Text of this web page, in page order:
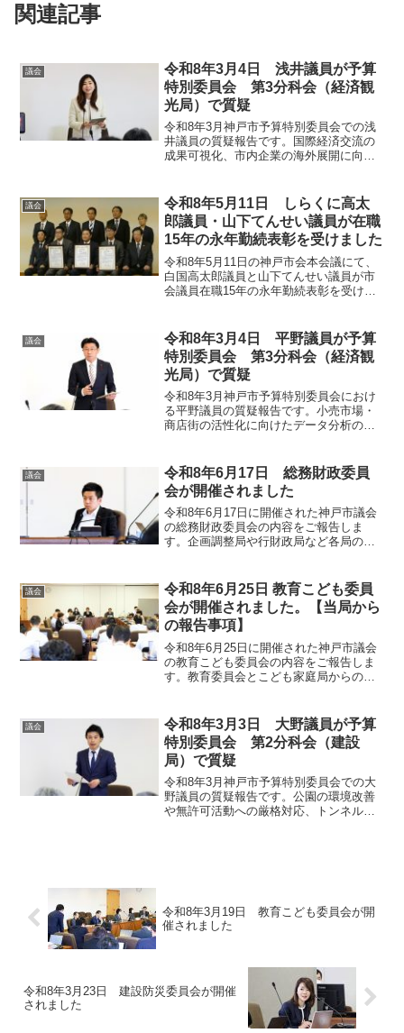
関連記事
議会
令和8年3月4日 浅井議員が予算
特別委員会 第3分科会（経済観
光局）で質疑
令和8年3月神戸市予算特別委員会での浅
井議員の質疑報告です。国際経済交流の
成果可視化、市内企業の海外展開に向け
インバウンド観光など、「稼ぐ神戸」実
現に向けた議論をまとめました。
議会
令和8年5月11日 しらくに高太
郎議員・山下てんせい議員が在職
15年の永年勤続表彰を受けました
令和8年5月11日の神戸市会本会議にて、
白国高太郎議員と山下てんせい議員が市
会議員在職15年の永年勤続表彰を受けま
概要と、両議員の新たな決意、市民の皆
様への感謝をお伝えします。
議会
令和8年3月4日 平野議員が予算
特別委員会 第3分科会（経済観
光局）で質疑
令和8年3月神戸市予算特別委員会におけ
る平野議員の質疑報告です。小売市場・
商店街の活性化に向けたデータ分析の共
場の利用拡大など、地域経済の核を守る
ための議論をまとめました。
議会
令和8年6月17日 総務財政委員
会が開催されました
令和8年6月17日に開催された神戸市議会
の総務財政委員会の内容をご報告しま
す。企画調整局や行財政局など各局の令
審査での非核三原則等に関する質疑（意
見表明）の様子をまとめています。
議会
令和8年6月25日 教育こども委員
会が開催されました。【当局から
の報告事項】
令和8年6月25日に開催された神戸市議会
の教育こども委員会の内容をご報告しま
す。教育委員会とこども家庭局からの報
童虐待相談の現状と対策強化など、令和8
年度の重要施策について網羅的に解説し
ています。
議会
令和8年3月3日 大野議員が予算
特別委員会 第2分科会（建設
局）で質疑
令和8年3月神戸市予算特別委員会での大
野議員の質疑報告です。公園の環境改善
や無許可活動への厳格対応、トンネル等
令和8年3月19日 教育こども委員会が開
催されました
令和8年3月23日 建設防災委員会が開催
されました